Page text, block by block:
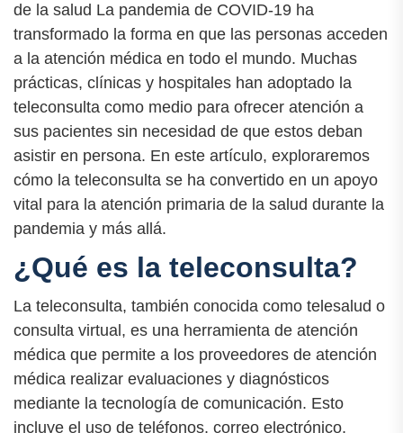
de la salud La pandemia de COVID-19 ha
transformado la forma en que las personas acceden
a la atención médica en todo el mundo. Muchas
prácticas, clínicas y hospitales han adoptado la
teleconsulta como medio para ofrecer atención a
sus pacientes sin necesidad de que estos deban
asistir en persona. En este artículo, exploraremos
cómo la teleconsulta se ha convertido en un apoyo
vital para la atención primaria de la salud durante la
pandemia y más allá.
¿Qué es la teleconsulta?
La teleconsulta, también conocida como telesalud o
consulta virtual, es una herramienta de atención
médica que permite a los proveedores de atención
médica realizar evaluaciones y diagnósticos
mediante la tecnología de comunicación. Esto
incluye el uso de teléfonos, correo electrónico,